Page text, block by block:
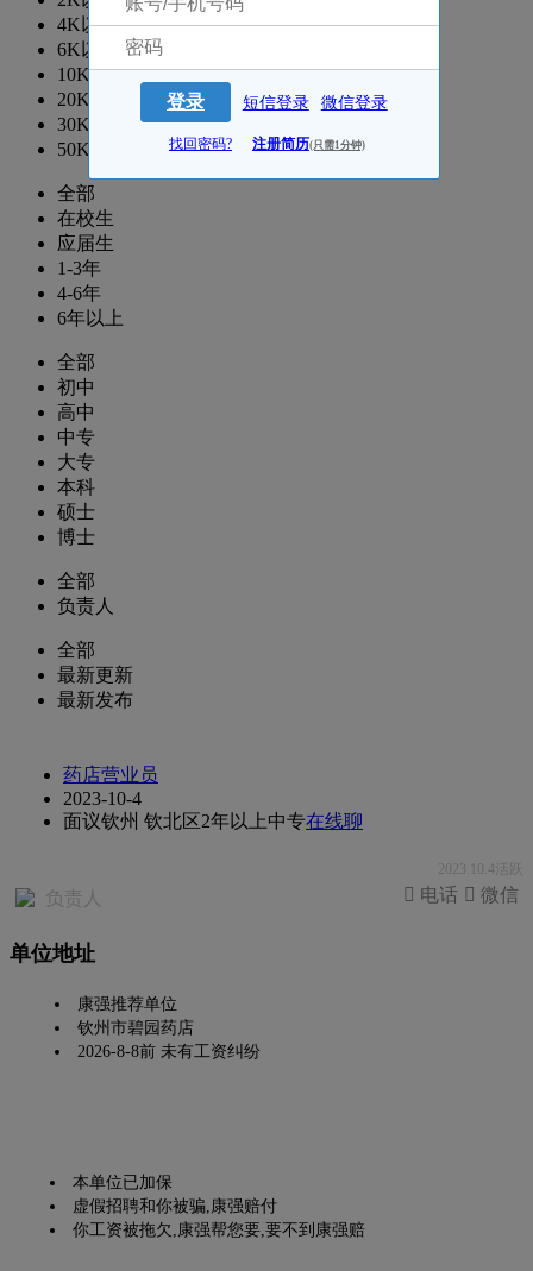
4K以上
6K以上
10K以上
20K以上
30K以上
50K以上
全部
在校生
应届生
1-3年
4-6年
6年以上
全部
初中
高中
中专
大专
本科
硕士
博士
全部
负责人
全部
最新更新
最新发布
药店营业员
2023-10-4
面议钦州 钦北区2年以上中专在线聊
2023.10.4活跃
负责人  微信
 电话
单位地址
康强推荐单位
钦州市碧园药店
2026-8-8前 未有工资纠纷
本单位已加保
虚假招聘和你被骗,康强赔付
你工资被拖欠,康强帮您要,要不到康强赔
登录 短信登录 微信登录
找回密码? 注册简历(只需1分钟)